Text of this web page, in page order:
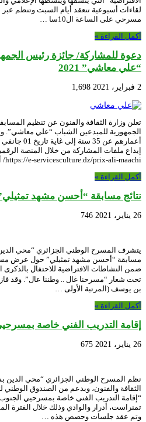
لقاءات أسبوعية تنعقد أيام السبت وتنظم
مسرحي على الساعة ال10سا …
أكمل القراءة »
دعوة للمشاركة/ جائزة رئيس
“علي معاشي” 2021
2 فبراير، 2021 1,698
تعلن وزارة الثقافة والفنون عن تنظيم
الجمهورية للمبدعين الشباب “علي معاشي”.
إيداع ملفات المشاركة من خلال المنصة
https://e-servicesculture.dz/prix-ali-maachi/ أو على مستوى …
أكمل القراءة »
نتائج مسابقة “أحسن مشهد
26 يناير، 2021 746
يتشرف المسرح الوطني الجزائري “محي
مسابقة “أحسن مشهد تمثيلي” حول عرض
ضمن النشاطات الافتراضية للاحتفال بالذكرى
بن يوسف (المرتبة الأولى …
أكمل القراءة »
إقامة التدريب الفني خاصة
26 يناير، 2021 675
نظم المسرح الوطني الجزائري “محي الدين
الثقافة والفنون، وبدعم من الصندوق الوطني
“إقامة التدريب الفني خاصة بمسرحيي
وتم عقد جلسات وحصص هذه …